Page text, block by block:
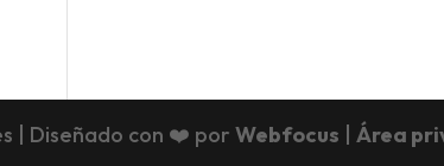
| Diseñado con ❤️ porWebfocus |Área